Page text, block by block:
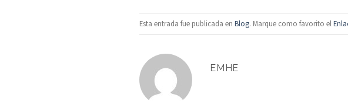
Esta entrada fue publicada en Blog. Marque como favorito el
EMHE